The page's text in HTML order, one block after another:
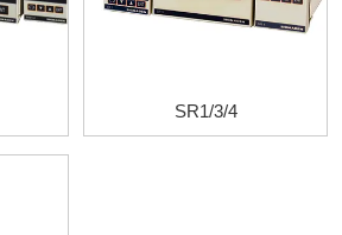
SR1/3/4